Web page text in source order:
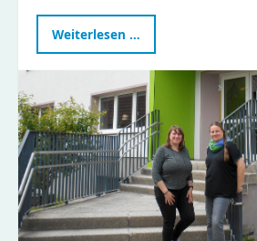
Weiterlesen …
Janina
zu
Besuch
im
Compact